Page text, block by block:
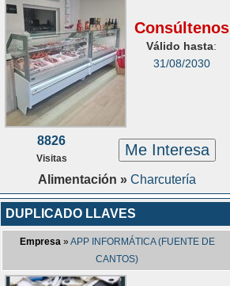
Consúltenos
Válido hasta:
31/08/2030
8826
Visitas Me Interesa
Alimentación » Charcutería
DUPLICADO LLAVES
Empresa »APP INFORMÁTICA (FUENTE DE
CANTOS)